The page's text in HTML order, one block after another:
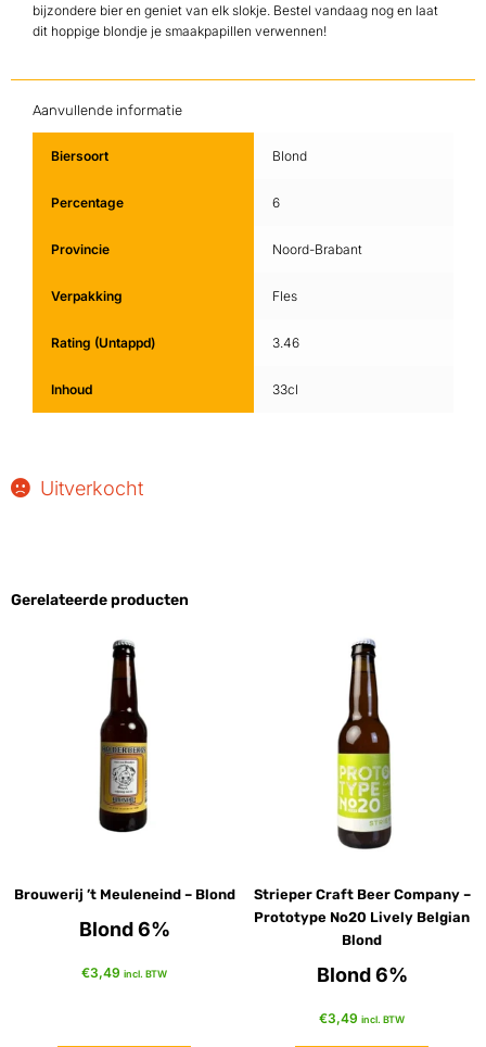
bijzondere bier en geniet van elk slokje. Bestel vandaag nog en laat
dit hoppige blondje je smaakpapillen verwennen!
Aanvullende informatie
Biersoort Blond
Percentage 6
Provincie Noord-Brabant
Verpakking Fles
Rating (Untappd) 3.46
Inhoud 33cl
Uitverkocht
Gerelateerde producten
Brouwerij ’t Meuleneind – Blond
Blond 6%
€3,49 incl. BTW
Strieper Craft Beer Company –
Prototype No20 Lively Belgian
Blond
Blond 6%
€3,49 incl. BTW